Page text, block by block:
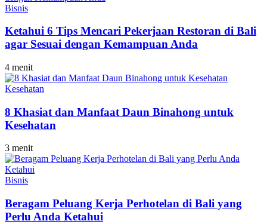
Bisnis
Ketahui 6 Tips Mencari Pekerjaan Restoran di Bali
agar Sesuai dengan Kemampuan Anda
4 menit
Kesehatan
8 Khasiat dan Manfaat Daun Binahong untuk
Kesehatan
3 menit
Bisnis
Beragam Peluang Kerja Perhotelan di Bali yang
Perlu Anda Ketahui